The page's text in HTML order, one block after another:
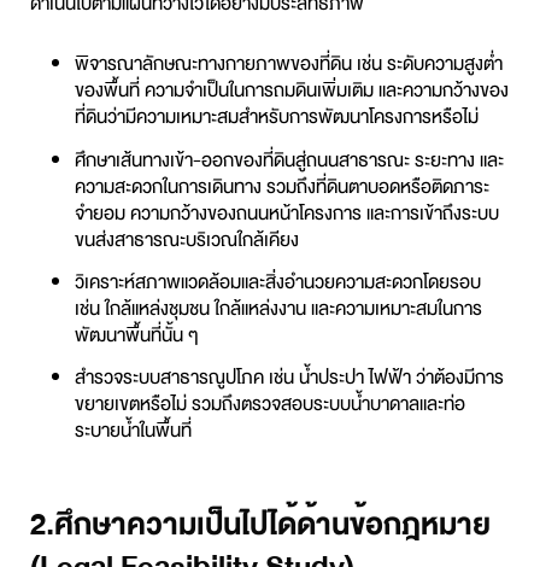
พิจารณาลักษณะทางกายภาพของที่ดิน เช่น ระดับความสูงต่ำ
ของพื้นที่ ความจำเป็นในการถมดินเพิ่มเติม และความกว้างของ
ที่ดินว่ามีความเหมาะสมสำหรับการพัฒนาโครงการหรือไม่
ศึกษาเส้นทางเข้า-ออกของที่ดินสู่ถนนสาธารณะ ระยะทาง และ
ความสะดวกในการเดินทาง รวมถึงที่ดินตาบอดหรือติดภาระ
จำยอม ความกว้างของถนนหน้าโครงการ และการเข้าถึงระบบ
ขนส่งสาธารณะบริเวณใกล้เคียง
วิเคราะห์สภาพแวดล้อมและสิ่งอำนวยความสะดวกโดยรอบ
เช่น ใกล้แหล่งชุมชน ใกล้แหล่งงาน และความเหมาะสมในการ
พัฒนาพื้นที่นั้น ๆ
สำรวจระบบสาธารณูปโภค เช่น น้ำประปา ไฟฟ้า ว่าต้องมีการ
ขยายเขตหรือไม่ รวมถึงตรวจสอบระบบน้ำบาดาลและท่อ
ระบายน้ำในพื้นที่
2.ศึกษาความเป็นไปได้ด้านข้อกฎหมาย